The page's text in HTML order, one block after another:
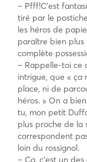
– Pfff!C’est
tiré par le
les héros de
paraître bien plus
complète
– Rappelle-toi ce
intrigue, que « ça
place, ni de
héros. » On a
tu, mon petit
plus proche de la
correspondent
loin du rossignol.
– Ça, c’est un